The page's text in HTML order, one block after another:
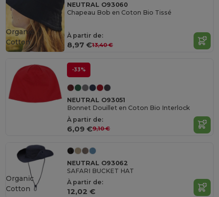
NEUTRAL O93060
Chapeau Bob en Coton Bio Tissé
À partir de:
8,97 €13,40 €
Organic
Cotton
-33%
NEUTRAL O93051
Bonnet Douillet en Coton Bio Interlock
À partir de:
6,09 €9,10 €
NEUTRAL O93062
SAFARI BUCKET HAT
À partir de:
12,02 €
Organic
Cotton